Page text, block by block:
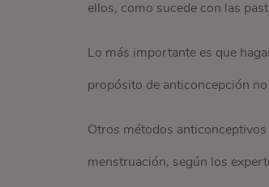
ellos, como sucede con las
Lo más importante es que
propósito de anticoncepción
Otros métodos
menstruación, según los